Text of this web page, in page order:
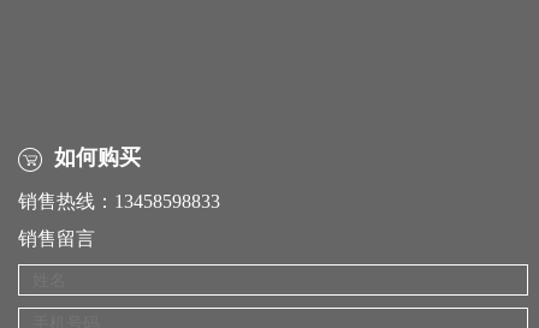
如何购买
销售热线：13458598833
销售留言